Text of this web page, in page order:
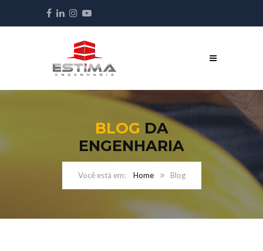
BLOG DA
ENGENHARIA
Home Blog